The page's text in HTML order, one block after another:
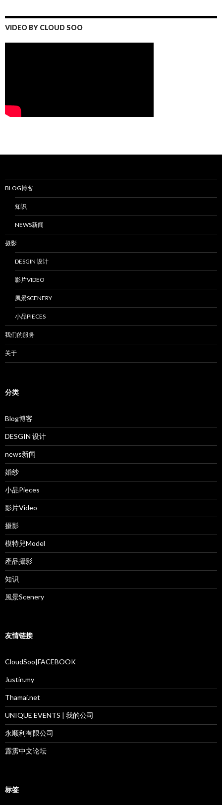
VIDEO BY CLOUD SOO
BLOG博客
知识
NEWS新闻
摄影
DESGIN 设计
影片VIDEO
風景SCENERY
小品PIECES
我们的服务
关于
分类
Blog博客
DESGIN 设计
news新闻
婚纱
小品Pieces
影片Video
摄影
模特兒Model
產品攝影
知识
風景Scenery
友情链接
CloudSoo|FACEBOOK
Justin.my
Thamai.net
UNIQUE EVENTS | 我的公司
永顺利有限公司
霹雳中文论坛
标签